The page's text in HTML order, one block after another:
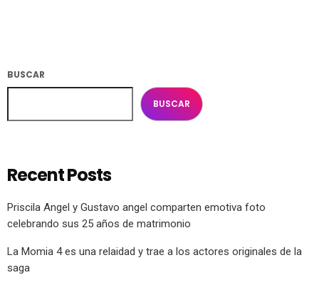
BUSCAR
BUSCAR
Recent Posts
Priscila Angel y Gustavo angel comparten emotiva foto
celebrando sus 25 años de matrimonio
La Momia 4 es una relaidad y trae a los actores originales de la
saga